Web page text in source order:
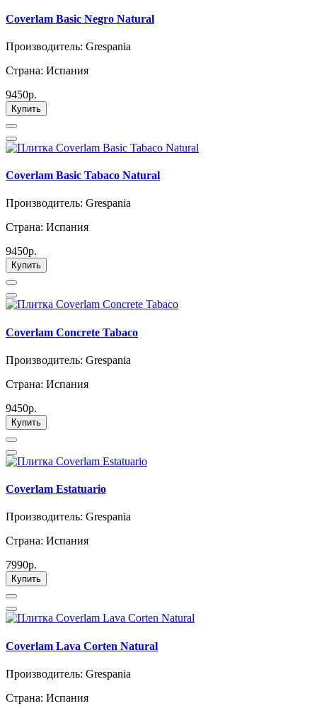
Coverlam Basic Negro Natural
Производитель: Grespania
Страна: Испания
9450р.
Купить
Coverlam Basic Tabaco Natural
Производитель: Grespania
Страна: Испания
9450р.
Купить
Coverlam Concrete Tabaco
Производитель: Grespania
Страна: Испания
9450р.
Купить
Coverlam Estatuario
Производитель: Grespania
Страна: Испания
7990р.
Купить
Coverlam Lava Corten Natural
Производитель: Grespania
Страна: Испания